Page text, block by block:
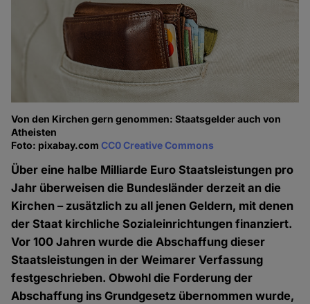
Von den Kirchen gern genommen: Staatsgelder auch von
Atheisten
Foto: pixabay.comCC0 Creative Commons
Über eine halbe Milliarde Euro Staatsleistungen pro
Jahr überweisen die Bundesländer derzeit an die
Kirchen – zusätzlich zu all jenen Geldern, mit denen
der Staat kirchliche Sozialeinrichtungen finanziert.
Vor 100 Jahren wurde die Abschaffung dieser
Staatsleistungen in der Weimarer Verfassung
festgeschrieben. Obwohl die Forderung der
Abschaffung ins Grundgesetz übernommen wurde,